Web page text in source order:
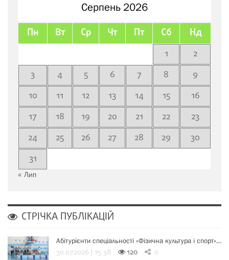
Серпень 2026
Пн Вт Ср Чт Пт Сб Нд
1
2
3
4 5 6 7 8
9
10
11 12 13 14 15
16
17
18 19 20 21 22
23
24
25 26 27 28 29
30
31
« Лип
СТРІЧКА ПУБЛІКАЦІЙ
Абітурієнти спеціальності «Фізична культура і спорт»…
30.07.2026 | 15:38 120 0